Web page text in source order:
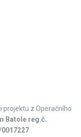
projektu z Operačního
Batole reg.č.